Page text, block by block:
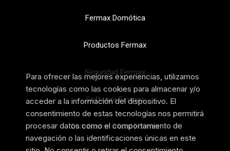
Para ofrecer las mejores experiencias, utilizamos
tecnologías como las cookies para almacenar y/o
acceder a la información del dispositivo. El
consentimiento de estas tecnologías nos permitirá
procesar datos como el comportamiento de
navegación o las identificaciones únicas en este
Fermax Domótica
Productos Fermax
Seguridad Fermax
Software Fermax
Distribuidor Oficial Fermax